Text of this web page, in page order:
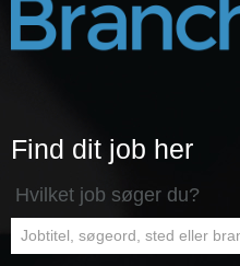
Find dit job her
Hvilket job søger du?